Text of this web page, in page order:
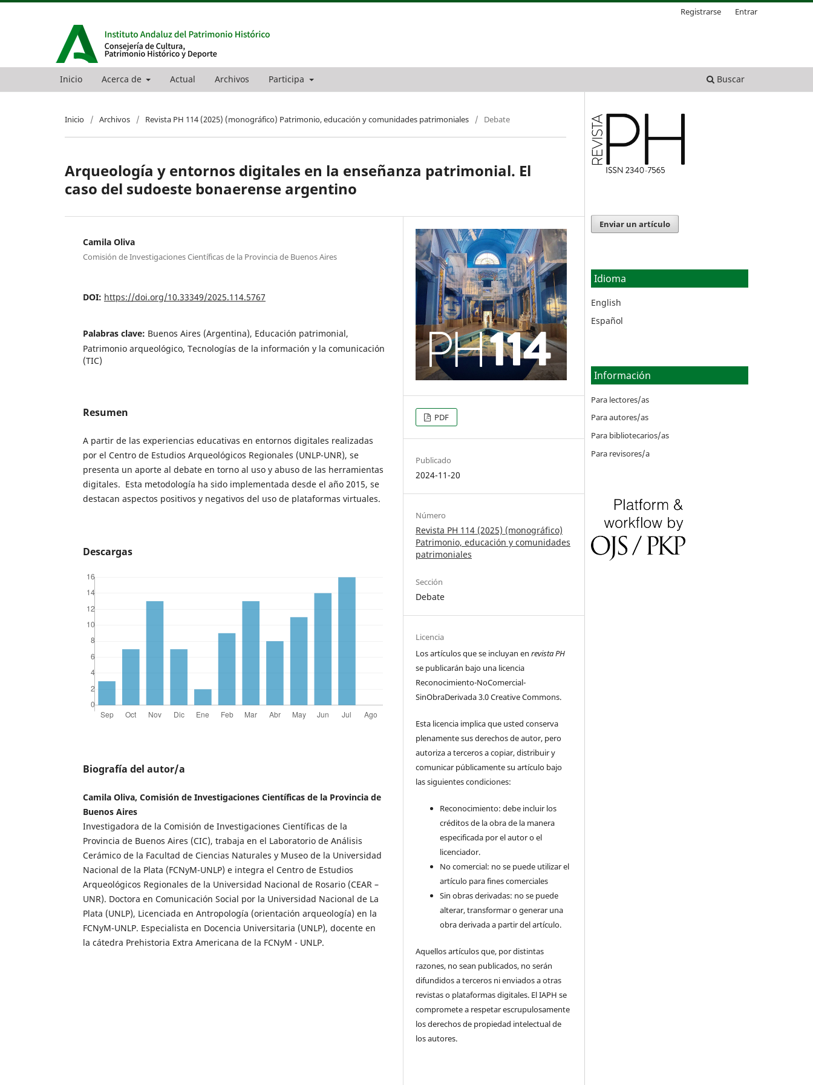
Inicio Acerca de Actual Archivos Participa Buscar
Registrarse Entrar
Inicio / Archivos / Revista PH 114 (2025) (monográfico) Patrimonio, educación y comunidades patrimoniales / Debate
Arqueología y entornos digitales en la enseñanza patrimonial. El
caso del sudoeste bonaerense argentino
Camila Oliva
Comisión de Investigaciones Científicas de la Provincia de Buenos Aires
DOI: https://doi.org/10.33349/2025.114.5767
Palabras clave: Buenos Aires (Argentina), Educación patrimonial,
Patrimonio arqueológico, Tecnologías de la información y la comunicación
(TIC)
Resumen
A partir de las experiencias educativas en entornos digitales realizadas
por el Centro de Estudios Arqueológicos Regionales (UNLP-UNR), se
presenta un aporte al debate en torno al uso y abuso de las herramientas
digitales. Esta metodología ha sido implementada desde el año 2015, se
destacan aspectos positivos y negativos del uso de plataformas virtuales.
Descargas
Biografía del autor/a
Camila Oliva, Comisión de Investigaciones Científicas de la Provincia de
Buenos Aires
Investigadora de la Comisión de Investigaciones Científicas de la
Provincia de Buenos Aires (CIC), trabaja en el Laboratorio de Análisis
Cerámico de la Facultad de Ciencias Naturales y Museo de la Universidad
Nacional de la Plata (FCNyM-UNLP) e integra el Centro de Estudios
Arqueológicos Regionales de la Universidad Nacional de Rosario (CEAR –
UNR). Doctora en Comunicación Social por la Universidad Nacional de La
Plata (UNLP), Licenciada en Antropología (orientación arqueología) en la
FCNyM-UNLP. Especialista en Docencia Universitaria (UNLP), docente en
la cátedra Prehistoria Extra Americana de la FCNyM - UNLP.
PDF
Publicado
2024-11-20
Número
Revista PH 114 (2025) (monográfico)
Patrimonio, educación y comunidades
patrimoniales
Sección
Debate
Licencia
Los artículos que se incluyan enrevista PH
se publicarán bajo una licencia
Reconocimiento-NoComercial-
SinObraDerivada 3.0 Creative Commons.
Esta licencia implica que usted conserva
plenamente sus derechos de autor, pero
autoriza a terceros a copiar, distribuir y
comunicar públicamente su artículo bajo
las siguientes condiciones:
Reconocimiento: debe incluir los
créditos de la obra de la manera
especificada por el autor o el
licenciador.
No comercial: no se puede utilizar el
artículo para fines comerciales
Sin obras derivadas: no se puede
alterar, transformar o generar una
obra derivada a partir del artículo.
Aquellos artículos que, por distintas
razones, no sean publicados, no serán
difundidos a terceros ni enviados a otras
revistas o plataformas digitales. El IAPH se
compromete a respetar escrupulosamente
los derechos de propiedad intelectual de
los autores.
Enviar un artículo
Idioma
English
Español
Información
Para lectores/as
Para autores/as
Para bibliotecarios/as
Para revisores/a